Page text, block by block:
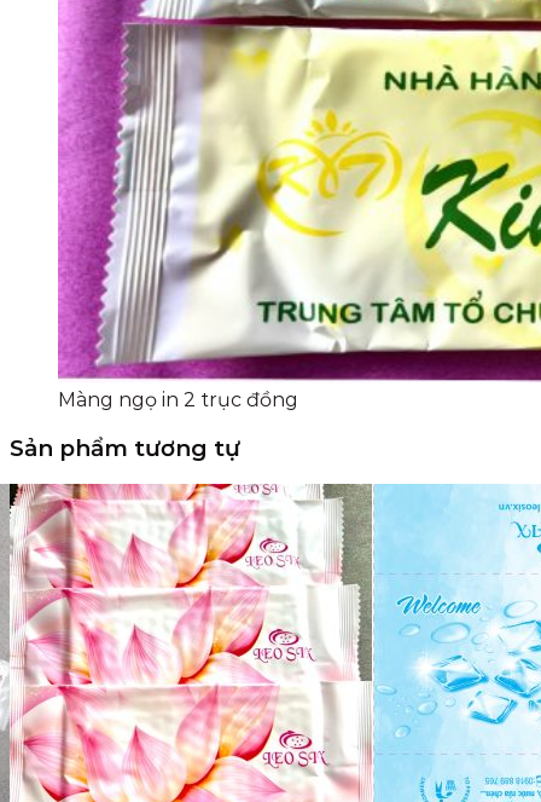
Màng ngọ in 2 trục đồng
Sản phẩm tương tự